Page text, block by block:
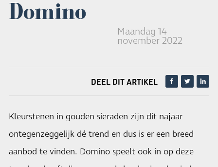
Domino
Maandag 14
november 2022
DEEL DIT ARTIKEL
Kleurstenen in gouden sieraden zijn dit najaar
ontegenzeggelijk dé trend en dus is er een breed
aanbod te vinden. Domino speelt ook in op deze